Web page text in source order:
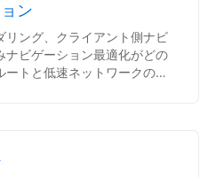
ン
リング、クライアント側ナビ
ナビゲーション最適化がどの
トと低速ネットワークのナ